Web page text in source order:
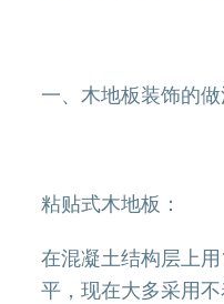
一、木地板装饰的
粘贴式木地板：
在混凝土结构层上
平，现在大多采用